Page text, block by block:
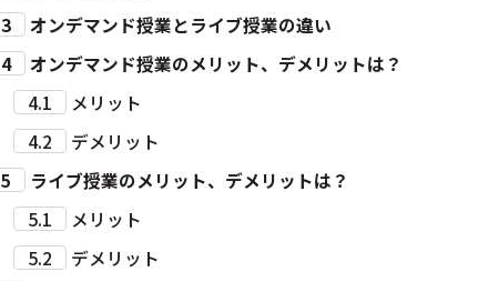
3
オンデマンド授業とライブ授業の違い
4
オンデマンド授業のメリット、デメリットは？
4.1
メリット
4.2
デメリット
5
ライブ授業のメリット、デメリットは？
5.1
メリット
5.2
デメリット